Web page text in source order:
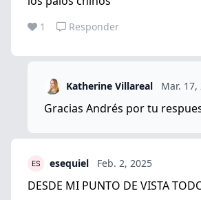
1 Responder
Katherine Villareal Mar. 17,
Gracias Andrés por tu
esequiel Feb. 2, 2025
DESDE MI PUNTO DE VISTA